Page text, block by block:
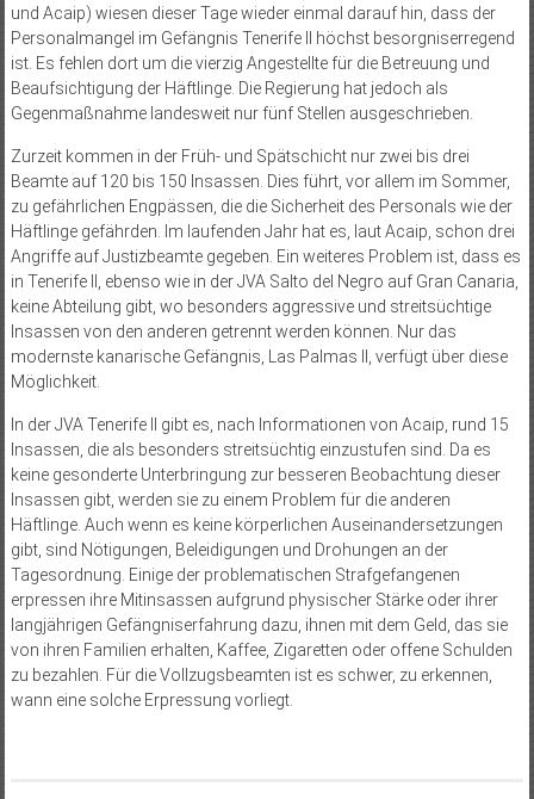
und Acaip) wiesen dieser Tage wieder einmal darauf hin, dass der
Personalmangel im Gefängnis Tenerife II höchst besorgniserregend
ist. Es fehlen dort um die vierzig Angestellte für die Betreuung und
Beaufsichtigung der Häftlinge. Die Regierung hat jedoch als
Gegenmaßnahme landesweit nur fünf Stellen ausgeschrieben.
Zurzeit kommen in der Früh- und Spätschicht nur zwei bis drei
Beamte auf 120 bis 150 Insassen. Dies führt, vor allem im Sommer,
zu gefährlichen Engpässen, die die Sicherheit des Personals wie der
Häftlinge gefährden. Im laufenden Jahr hat es, laut Acaip, schon drei
Angriffe auf Justizbeamte gegeben. Ein weiteres Problem ist, dass es
in Tenerife II, ebenso wie in der JVA Salto del Negro auf Gran Canaria,
keine Abteilung gibt, wo besonders aggressive und streitsüchtige
Insassen von den anderen getrennt werden können. Nur das
modernste kanarische Gefängnis, Las Palmas II, verfügt über diese
Möglichkeit.
In der JVA Tenerife II gibt es, nach Informationen von Acaip, rund 15
Insassen, die als besonders streitsüchtig einzustufen sind. Da es
keine gesonderte Unterbringung zur besseren Beobachtung dieser
Insassen gibt, werden sie zu einem Problem für die anderen
Häftlinge. Auch wenn es keine körperlichen Auseinandersetzungen
gibt, sind Nötigungen, Beleidigungen und Drohungen an der
Tagesordnung. Einige der problematischen Strafgefangenen
erpressen ihre Mitinsassen aufgrund physischer Stärke oder ihrer
langjährigen Gefängniserfahrung dazu, ihnen mit dem Geld, das sie
von ihren Familien erhalten, Kaffee, Zigaretten oder offene Schulden
zu bezahlen. Für die Vollzugsbeamten ist es schwer, zu erkennen,
wann eine solche Erpressung vorliegt.